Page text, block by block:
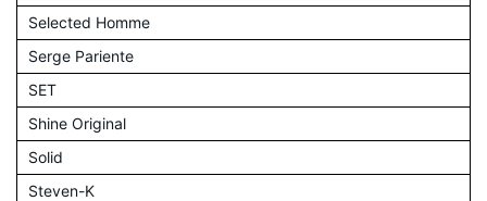
Selected Homme
Serge Pariente
SET
Shine Original
Solid
Steven-K